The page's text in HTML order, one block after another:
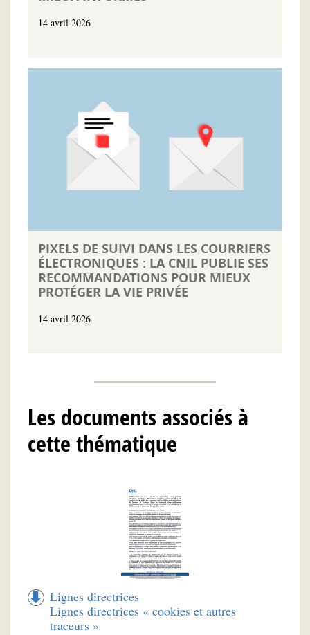
14 avril 2026
PIXELS DE SUIVI DANS LES COURRIERS
ÉLECTRONIQUES : LA CNIL PUBLIE SES
RECOMMANDATIONS POUR MIEUX
PROTÉGER LA VIE PRIVÉE
14 avril 2026
Les documents associés à
cette thématique
Lignes directrices
Lignes directrices « cookies et autres
traceurs »